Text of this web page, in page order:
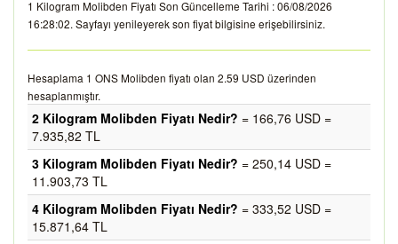
1 Kilogram Molibden Fiyatı Son Güncelleme Tarihi : 06/08/2026
16:28:02. Sayfayı yenileyerek son fiyat bilgisine erişebilirsiniz.
Hesaplama 1 ONS Molibden fiyatı olan 2.59 USD üzerinden
hesaplanmıştır.
2 Kilogram Molibden Fiyatı Nedir? = 166,76 USD =
7.935,82 TL
3 Kilogram Molibden Fiyatı Nedir? = 250,14 USD =
11.903,73 TL
4 Kilogram Molibden Fiyatı Nedir? = 333,52 USD =
15.871,64 TL